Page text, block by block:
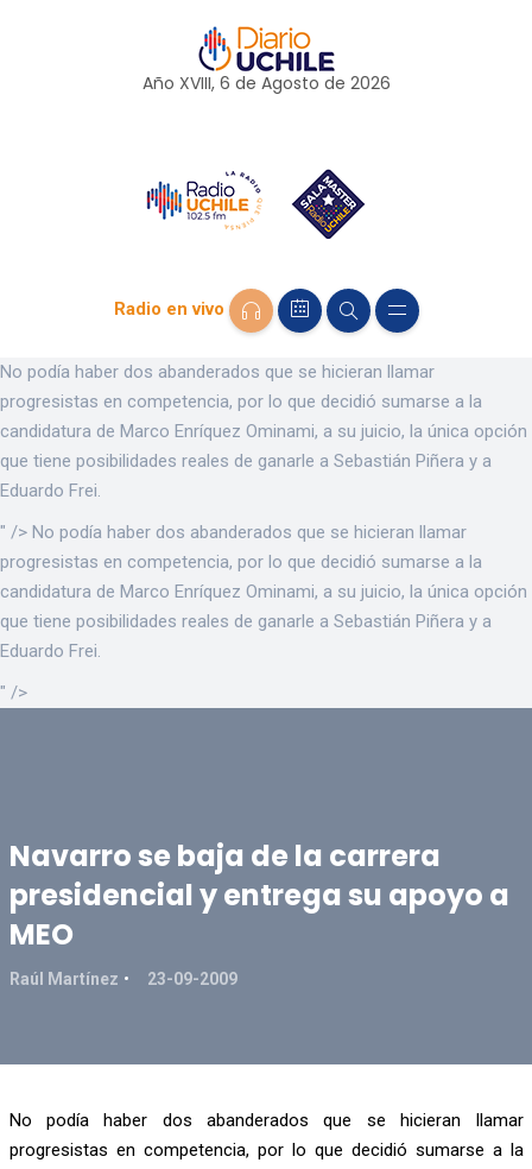
Año XVIII, 6 de Agosto de 2026
Radio en vivo
No podía haber dos abanderados que se hicieran llamar
progresistas en competencia, por lo que decidió sumarse a la
candidatura de Marco Enríquez Ominami, a su juicio, la única opción
que tiene posibilidades reales de ganarle a Sebastián Piñera y a
Eduardo Frei.
" /> No podía haber dos abanderados que se hicieran llamar
progresistas en competencia, por lo que decidió sumarse a la
candidatura de Marco Enríquez Ominami, a su juicio, la única opción
que tiene posibilidades reales de ganarle a Sebastián Piñera y a
Eduardo Frei.
" />
Navarro se baja de la carrera
presidencial y entrega su apoyo a
MEO
Raúl Martínez 23-09-2009
No podía haber dos abanderados que se hicieran llamar
progresistas en competencia, por lo que decidió sumarse a la